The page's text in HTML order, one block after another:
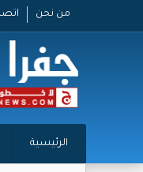
من نحن
الرئيسية